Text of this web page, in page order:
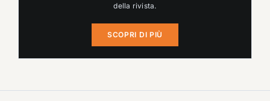
della rivista.
SCOPRI DI PIÙ